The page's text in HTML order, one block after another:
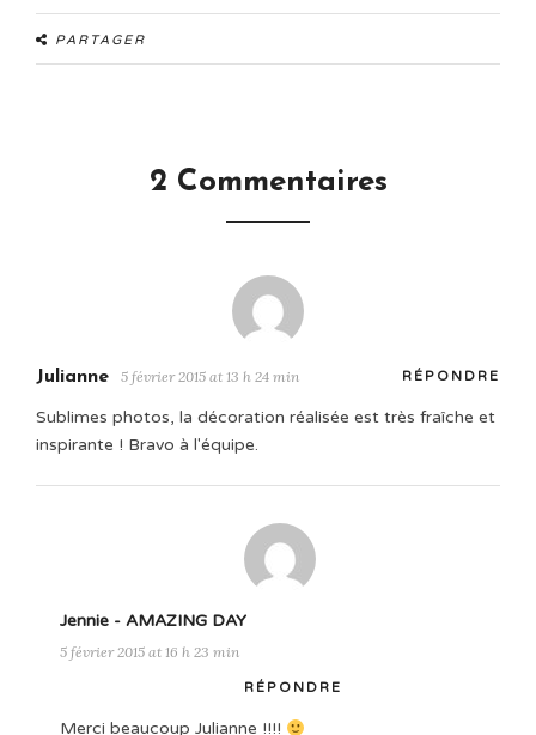
PARTAGER
2 Commentaires
Julianne 5 février 2015 at 13 h 24 min RÉPONDRE
Sublimes photos, la décoration réalisée est très fraîche et
inspirante ! Bravo à l'équipe.
Jennie - AMAZING DAY
5 février 2015 at 16 h 23 min
RÉPONDRE
Merci beaucoup Julianne !!!!